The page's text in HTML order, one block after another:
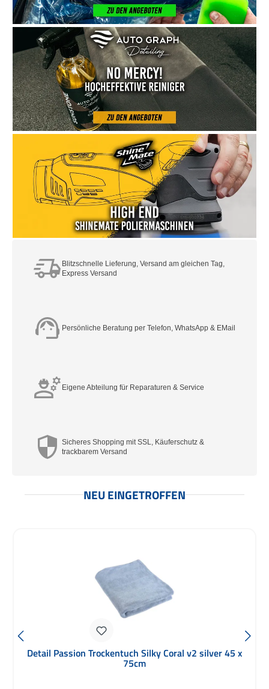
Blitzschnelle Lieferung, Versand am gleichen Tag,
Express Versand
Persönliche Beratung per Telefon, WhatsApp & EMail
Eigene Abteilung für Reparaturen & Service
Sicheres Shopping mit SSL, Käuferschutz &
trackbarem Versand
NEU EINGETROFFEN
Detail Passion 20L Auto Waschset black Eimer,
Deckel, Grit Guard, Waschhandschuh